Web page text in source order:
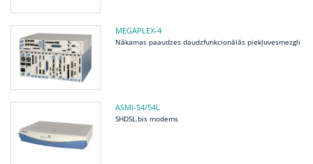
MEGAPLEX-4
Nākamas paaudzes daudzfunkcionālās piekļuvesmezgli
ASMI-54/54L
SHDSL.bis modems